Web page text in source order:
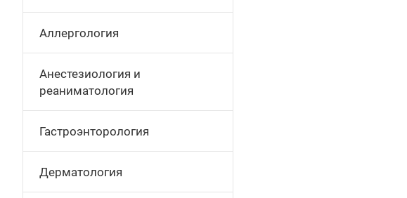
Аллергология
Анестезиология и
реаниматология
Гастроэнторология
Дерматология